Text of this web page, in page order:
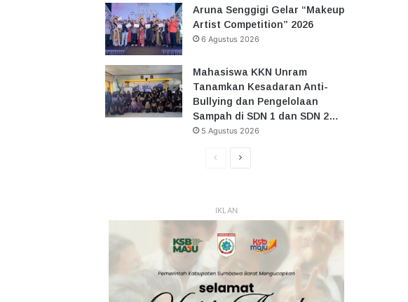
Aruna Senggigi Gelar “Makeup
Artist Competition” 2026
6 Agustus 2026
Mahasiswa KKN Unram
Tanamkan Kesadaran Anti-
Bullying dan Pengelolaan
Sampah di SDN 1 dan SDN 2…
5 Agustus 2026
HalamanHalaman
IKLAN